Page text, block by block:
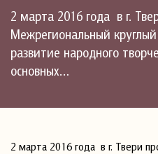
2 марта 2016 года в г.
Межрегиональный
развитие народного
основных…
2 марта 2016 года в г. Твери